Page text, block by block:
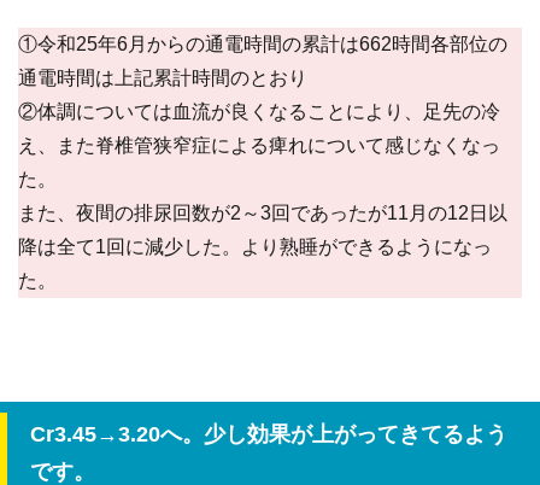
①令和25年6月からの通電時間の累計は662時間各部位の
通電時間は上記累計時間のとおり
②体調については血流が良くなることにより、足先の冷
え、また脊椎管狭窄症による痺れについて感じなくなっ
た。
また、夜間の排尿回数が2～3回であったが11月の12日以
降は全て1回に減少した。より熟睡ができるようになっ
た。
Cr3.45→3.20へ。少し効果が上がってきてるよう
です。